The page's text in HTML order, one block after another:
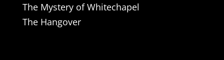
The Mystery of Whitechapel
The Hangover